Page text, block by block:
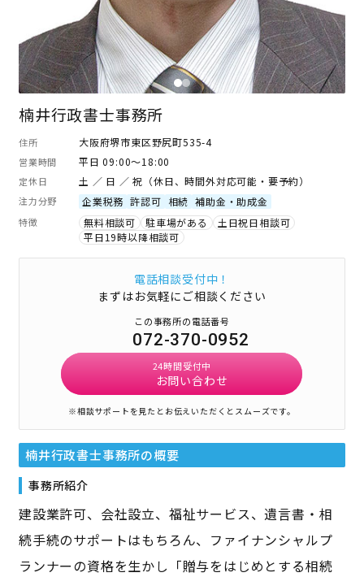
楠井行政書士事務所
住所 大阪府堺市東区野尻町535-4
営業時間 平日 09:00～18:00
定休日 土 ／ 日 ／ 祝（休日、時間外対応可能・要予約）
注力分野 企業税務 許認可 相続 補助金・助成金
特徴 無料相談可 駐車場がある
土日祝日相談可
平日19時以降相談可
電話相談受付中！
まずはお気軽にご相談ください
この事務所の電話番号
072-370-0952
24時間受付中
お問い合わせ
※相談サポートを見たとお伝えいただくとスムーズです。
楠井行政書士事務所の概要
事務所紹介
建設業許可、会社設立、福祉サービス、遺言書・相
続手続のサポートはもちろん、ファイナンシャルプ
ランナーの資格を生かし「贈与をはじめとする相続